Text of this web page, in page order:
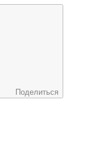
Поделиться